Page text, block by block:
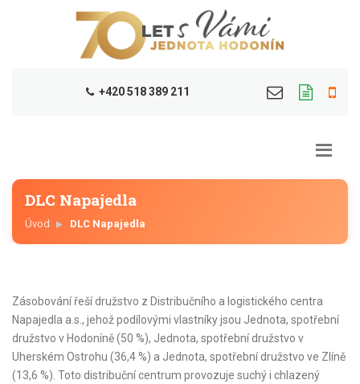
+420 518 389 211
DLC Napajedla
Úvod DLC Napajedla
Zásobování řeší družstvo z Distribučního a logistického centra
Napajedla a.s., jehož podílovými vlastníky jsou Jednota, spotřební
družstvo v Hodoníně (50 %), Jednota, spotřební družstvo v
Uherském Ostrohu (36,4 %) a Jednota, spotřební družstvo ve Zlíně
(13,6 %). Toto distribuční centrum provozuje suchý i chlazený